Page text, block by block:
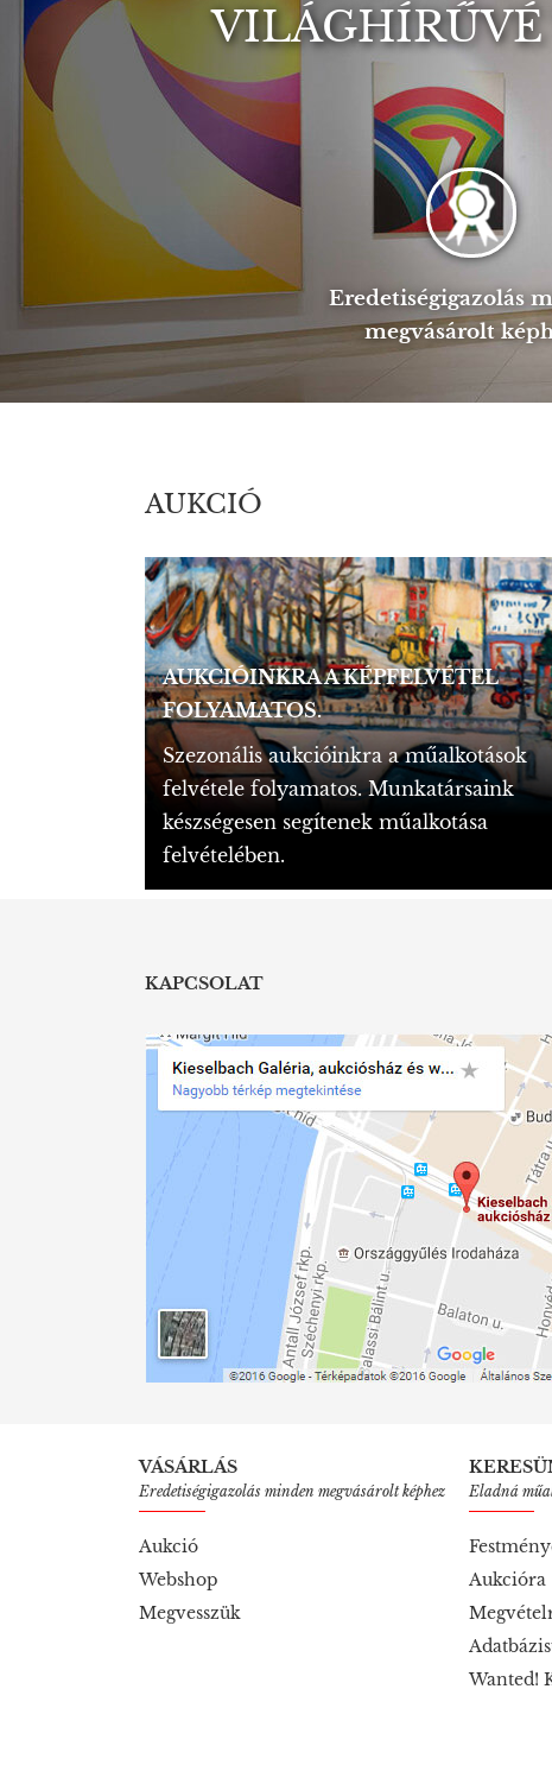
VILÁGHÍRŰVÉ
Eredetiségigazolás
megvásárolt
AUKCIÓ
AUKCIÓINKRA A KÉPFELVÉTEL
FOLYAMATOS.
Szezonális aukcióinkra a műalkotások
felvétele folyamatos. Munkatársaink
készségesen segítenek műalkotása
felvételében.
KAPCSOLAT
VÁSÁRLÁS
Eredetiségigazolás minden megvásárolt képhez
Aukció
Webshop
Megvesszük
Eladná
Aukcióra
Wanted!